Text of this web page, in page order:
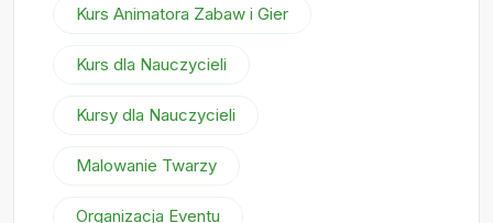
Kurs Animatora Zabaw i Gier
Kurs dla Nauczycieli
Kursy dla Nauczycieli
Malowanie Twarzy
Organizacja Eventu